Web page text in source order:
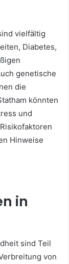
vielfältig
Diabetes,
genetische
die
könnten
und
Hinweise
in
sind Teil
von